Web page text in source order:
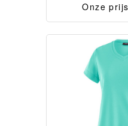
Onze